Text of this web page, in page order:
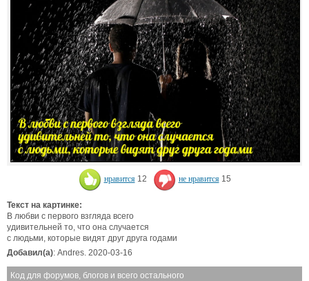
нравится 12 не нравится 15
Текст на картинке:
В любви с первого взгляда всего
удивительней то, что она случается
с людьми, которые видят друг друга годами
Добавил(а): Andres. 2020-03-16
Код для форумов, блогов и всего остального